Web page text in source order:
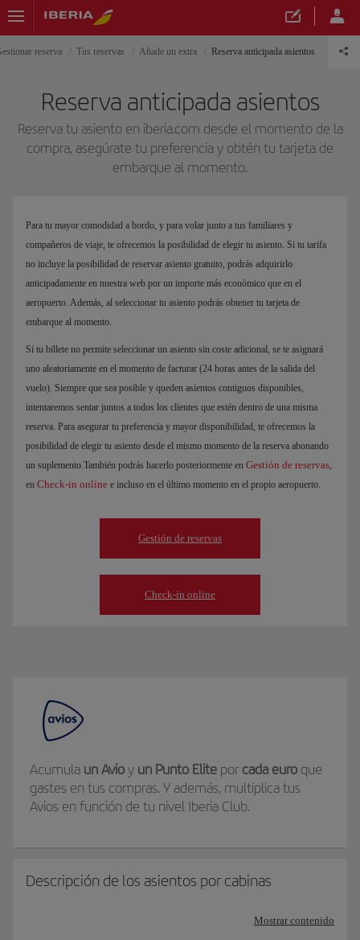
reserva Tus reservas Añade un extra Reserva anticipada asientos
Reserva anticipada asientos
Reserva tu asiento en iberia.com desde el momento de la
compra, asegúrate tu preferencia y obtén tu tarjeta de
embarque al momento.
Para tu mayor comodidad a bordo, y para volar junto a tus familiares y
compañeros de viaje, te ofrecemos la posibilidad de elegir tu asiento. Si tu tarifa
no incluye la posibilidad de reservar asiento gratuito, podrás adquirirlo
anticipadamente en nuestra web por un importe más económico que en el
aeropuerto. Además, al seleccionar tu asiento podrás obtener tu tarjeta de
embarque al momento.
Si tu billete no permite seleccionar un asiento sin coste adicional, se te asignará
uno aleatoriamente en el momento de facturar (24 horas antes de la salida del
vuelo). Siempre que sea posible y queden asientos contiguos disponibles,
intentaremos sentar juntos a todos los clientes que estén dentro de una misma
reserva. Para asegurar tu preferencia y mayor disponibilidad, te ofrecemos la
posibilidad de elegir tu asiento desde el mismo momento de la reserva abonando
un suplemento.También podrás hacerlo posteriormente en Gestión de reservas,
en Check-in online e incluso en el último momento en el propio aeropuerto.
Gestión de reservas
Check-in online
Acumula un Avioy un Punto Elite por cada euro que
gastes en tus compras. Y además, multiplica tus
Avios en función de tu nivel Iberia Club.
Descripción de los asientos por cabinas
Mostrar contenido